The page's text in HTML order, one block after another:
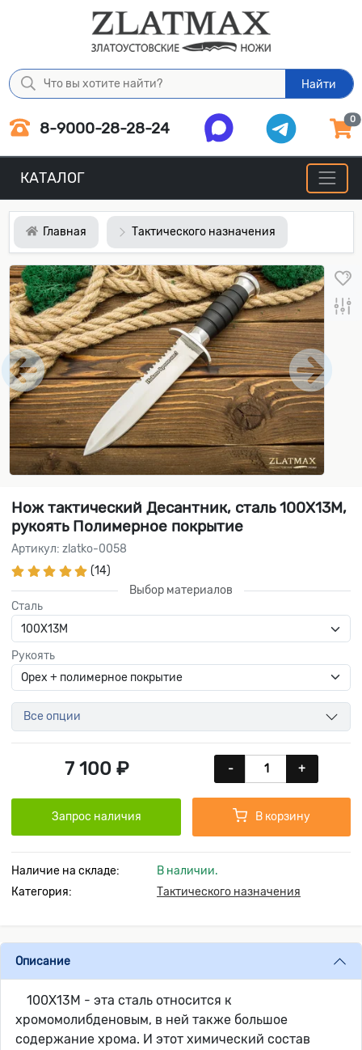
Найти
8-9000-28-28-24 0
КАТАЛОГ
Главная Тактического назначения
Нож тактический Десантник, сталь 100Х13М,
рукоять Полимерное покрытие
Артикул: zlatko-0058
(14)
Выбор материалов
Сталь
Рукоять
Все опции
7 100 ₽ - +
Запрос наличия В корзину
Наличие на складе:
В наличии.
Категория:
Тактического назначения
Описание
100Х13М - эта сталь относится к
хромомолибденовым, в ней также большое
содержание хрома. И этот химический состав